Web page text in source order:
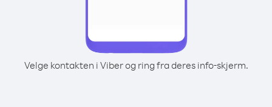
Velge kontakten i Viber og ring fra deres info-skjerm.